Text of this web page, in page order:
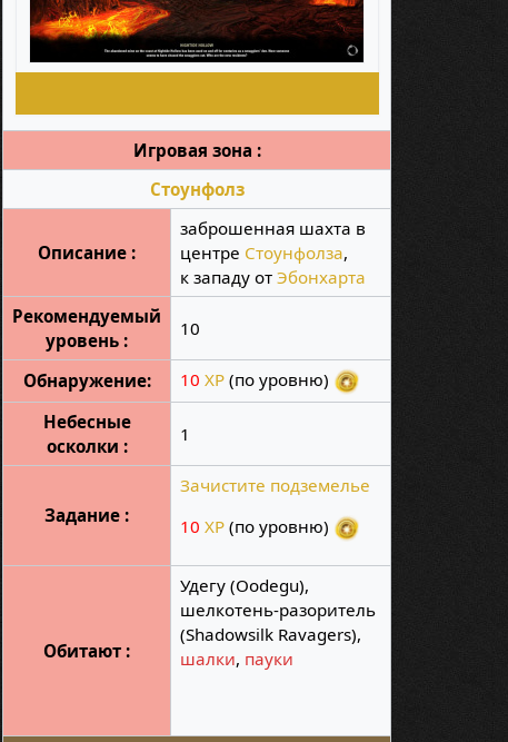
Игровая зона :
Стоунфолз
Описание :
заброшенная шахта в
центре Стоунфолза,
к западу от Эбонхарта
Рекомендуемый
уровень :
10
Обнаружение: 10 XP(по уровню)
Небесные
осколки :
1
Задание :
Зачистите подземелье
10 XP(по уровню)
Обитают :
Удегу (Oodegu),
шелкотень-разоритель
(Shadowsilk Ravagers),
шалки, пауки